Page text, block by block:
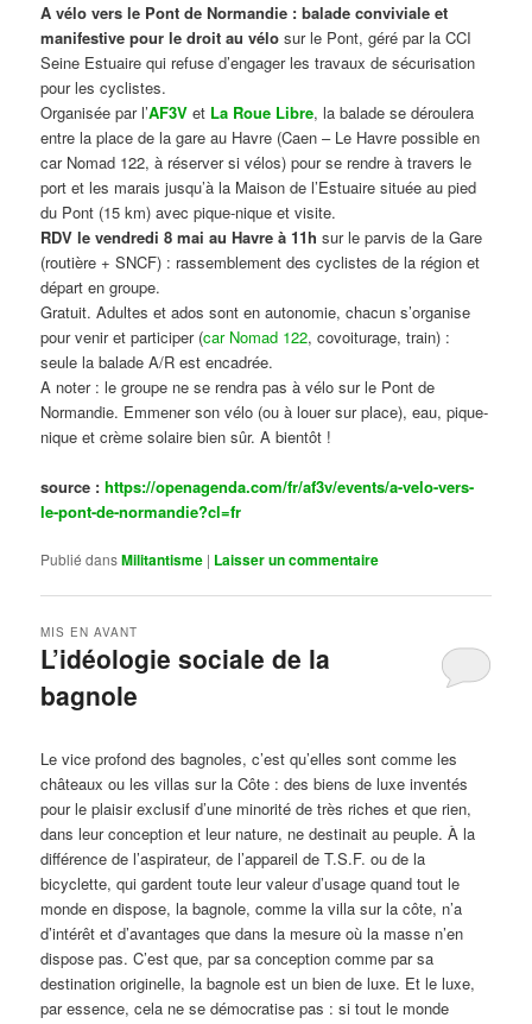
A vélo vers le Pont de Normandie : balade conviviale et
manifestive pour le droit au vélo sur le Pont, géré par la CCI
Seine Estuaire qui refuse d’engager les travaux de sécurisation
pour les cyclistes.
Organisée par l’AF3V et La Roue Libre, la balade se déroulera
entre la place de la gare au Havre (Caen – Le Havre possible en
car Nomad 122, à réserver si vélos) pour se rendre à travers le
port et les marais jusqu’à la Maison de l’Estuaire située au pied
du Pont (15 km) avec pique-nique et visite.
RDV le vendredi 8 mai au Havre à 11h sur le parvis de la Gare
(routière + SNCF) : rassemblement des cyclistes de la région et
départ en groupe.
Gratuit. Adultes et ados sont en autonomie, chacun s’organise
pour venir et participer (car Nomad 122, covoiturage, train) :
seule la balade A/R est encadrée.
A noter : le groupe ne se rendra pas à vélo sur le Pont de
Normandie. Emmener son vélo (ou à louer sur place), eau, pique-
nique et crème solaire bien sûr. A bientôt !
source :https://openagenda.com/fr/af3v/events/a-velo-vers-
le-pont-de-normandie?cl=fr
Publié dansMilitantisme | Laisser un commentaire
L’idéologie sociale de la
bagnole
MIS EN AVANT
Le vice profond des bagnoles, c’est qu’elles sont comme les
châteaux ou les villas sur la Côte : des biens de luxe inventés
pour le plaisir exclusif d’une minorité de très riches et que rien,
dans leur conception et leur nature, ne destinait au peuple. À la
différence de l’aspirateur, de l’appareil de T.S.F. ou de la
bicyclette, qui gardent toute leur valeur d’usage quand tout le
monde en dispose, la bagnole, comme la villa sur la côte, n’a
d’intérêt et d’avantages que dans la mesure où la masse n’en
dispose pas. C’est que, par sa conception comme par sa
destination originelle, la bagnole est un bien de luxe. Et le luxe,
par essence, cela ne se démocratise pas : si tout le monde